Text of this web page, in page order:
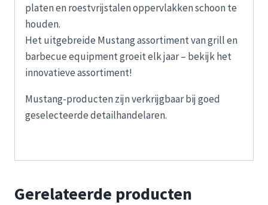
platen en roestvrijstalen oppervlakken schoon te
houden.
Het uitgebreide Mustang assortiment van grill en
barbecue equipment groeit elk jaar – bekijk het
innovatieve assortiment!
Mustang-producten zijn verkrijgbaar bij goed
geselecteerde detailhandelaren.
Gerelateerde producten